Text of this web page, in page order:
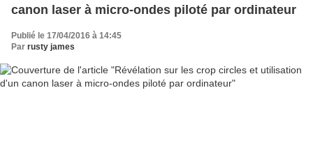
canon laser à micro-ondes piloté par ordinateur
Publié le 17/04/2016 à 14:45
Par rusty james